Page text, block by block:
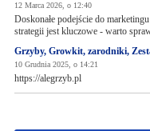
12 Marca 2026, o 12:40
Doskonałe podejście do
strategii jest kluczowe - warto
Grzyby, Growkit, zarodniki,
10 Grudnia 2025, o 14:21
https://alegrzyb.pl